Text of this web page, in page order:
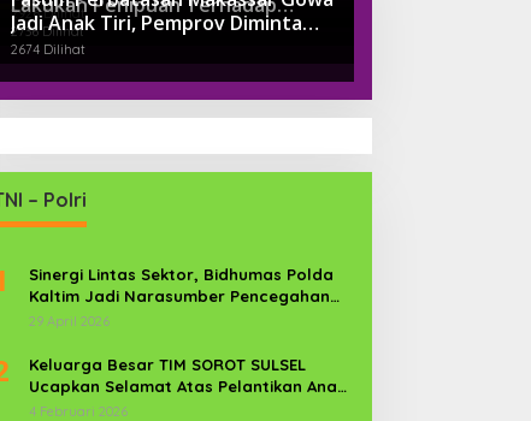
Ngaku Sudah Suap Jaksa Dengan
Miliaran
2926 Dilihat
Pengusaha Tambang
2736 Dilihat
Jadi Anak Tiri, Pemprov Diminta
Perhatikan
2674 Dilihat
– Polri
Sinergi Lintas Sektor, Bidhumas Polda
Kaltim Jadi Narasumber Pencegahan
Kekerasan Perempuan dan Anak
29 April 2026
Keluarga Besar TIM SOROT SULSEL
Ucapkan Selamat Atas Pelantikan Anak
Kr. Sijaya Pimred Gerbang Timur News
4 Februari 2026